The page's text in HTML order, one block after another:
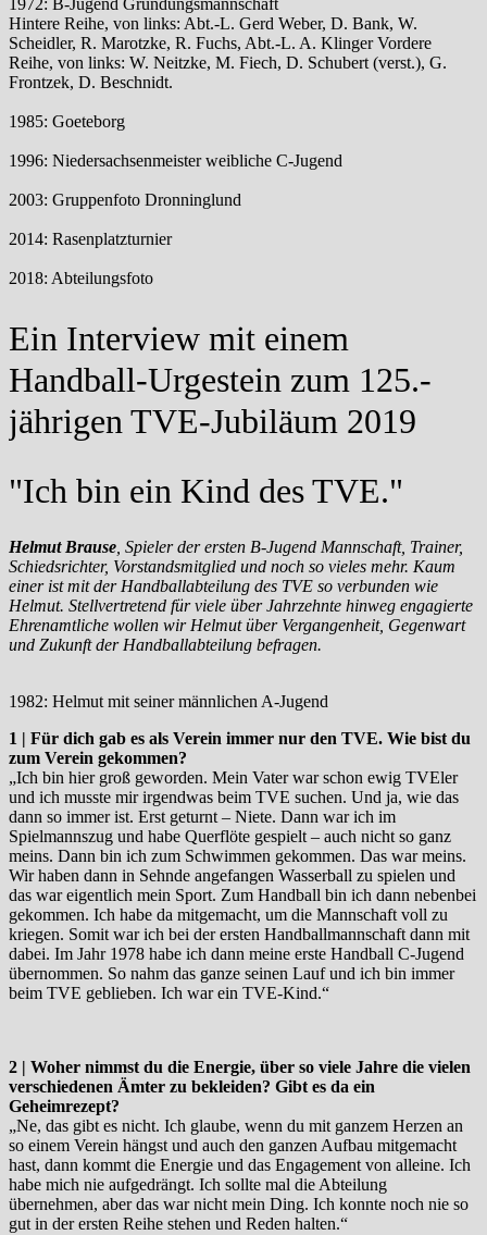
1972: B-Jugend Gründungsmannschaft
Hintere Reihe, von links: Abt.-L. Gerd Weber, D. Bank, W.
Scheidler, R. Marotzke, R. Fuchs, Abt.-L. A. Klinger Vordere
Reihe, von links: W. Neitzke, M. Fiech, D. Schubert (verst.), G.
Frontzek, D. Beschnidt.
1985: Goeteborg
1996: Niedersachsenmeister weibliche C-Jugend
2003: Gruppenfoto Dronninglund
2014: Rasenplatzturnier
2018: Abteilungsfoto
Ein Interview mit einem
Handball-Urgestein zum 125.-
jährigen TVE-Jubiläum 2019
"Ich bin ein Kind des TVE."
Helmut Brause , Spieler der ersten B-Jugend Mannschaft, Trainer,
Schiedsrichter, Vorstandsmitglied und noch so vieles mehr. Kaum
einer ist mit der Handballabteilung des TVE so verbunden wie
Helmut. Stellvertretend für viele über Jahrzehnte hinweg engagierte
Ehrenamtliche wollen wir Helmut über Vergangenheit, Gegenwart
und Zukunft der Handballabteilung befragen.
1982: Helmut mit seiner männlichen A-Jugend
1 | Für dich gab es als Verein immer nur den TVE. Wie bist du
zum Verein gekommen?
„Ich bin hier groß geworden. Mein Vater war schon ewig TVEler
und ich musste mir irgendwas beim TVE suchen. Und ja, wie das
dann so immer ist. Erst geturnt – Niete. Dann war ich im
Spielmannszug und habe Querflöte gespielt – auch nicht so ganz
meins. Dann bin ich zum Schwimmen gekommen. Das war meins.
Wir haben dann in Sehnde angefangen Wasserball zu spielen und
das war eigentlich mein Sport. Zum Handball bin ich dann nebenbei
gekommen. Ich habe da mitgemacht, um die Mannschaft voll zu
kriegen. Somit war ich bei der ersten Handballmannschaft dann mit
dabei. Im Jahr 1978 habe ich dann meine erste Handball C-Jugend
übernommen. So nahm das ganze seinen Lauf und ich bin immer
beim TVE geblieben. Ich war ein TVE-Kind.“
2 | Woher nimmst du die Energie, über so viele Jahre die vielen
verschiedenen Ämter zu bekleiden? Gibt es da ein
Geheimrezept?
„Ne, das gibt es nicht. Ich glaube, wenn du mit ganzem Herzen an
so einem Verein hängst und auch den ganzen Aufbau mitgemacht
hast, dann kommt die Energie und das Engagement von alleine. Ich
habe mich nie aufgedrängt. Ich sollte mal die Abteilung
übernehmen, aber das war nicht mein Ding. Ich konnte noch nie so
gut in der ersten Reihe stehen und Reden halten.“